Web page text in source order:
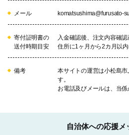
メール komatsushima@furusato-
寄付証明書の
送付時期目安
入金確認後、注文内容確
住所に1ヶ月から2カ月以内
備考
本サイトの運営は小松島
す。
お電話及びメールは、当係
自治体への応援メ